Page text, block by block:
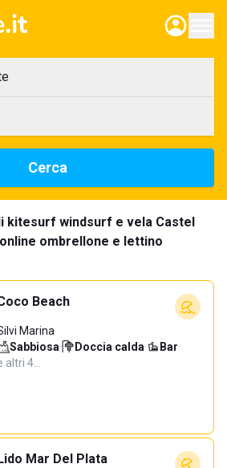
Cerca
kitesurf windsurf e vela Castel
ombrellone e lettino
Beach
Marina
Sabbiosa· Doccia calda· Bar·
altri 4…
Mar Del Plata